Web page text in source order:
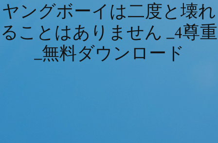
ヤングボーイは二度と壊れ
ることはありません _4尊重
_無料ダウンロード